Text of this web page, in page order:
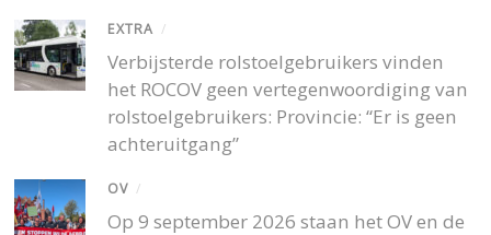
EXTRA /
Verbijsterde rolstoelgebruikers vinden
het ROCOV geen vertegenwoordiging van
rolstoelgebruikers: Provincie: “Er is geen
achteruitgang”
OV /
Op 9 september 2026 staan het OV en de